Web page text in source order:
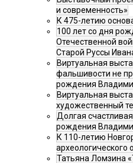
и современность»
К 475-летию
100 лет со дня
Отечественной
Старой Руссы
Виртуальная
фальшивости не
рождения
Виртуальная
художественный
Долгая
рождения
К 110-летию
археологического
Татьяна Ломзина